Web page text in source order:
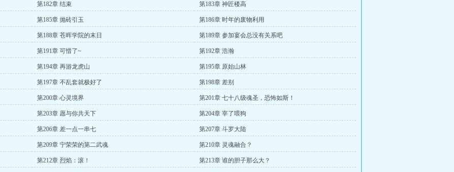
第182章 结束 第183章 神匠楼高
第185章 抛砖引玉 第186章 时年的废物利用
第188章 苍晖学院的末日 第189章 参加宴会总没有关系吧
第191章 可惜了~ 第192章 浩瀚
第194章 再游龙虎山 第195章 原始山林
第197章 不乱套就极好了 第198章 差别
第200章 心灵境界 第201章 七十八级魂圣，恐怖如斯！
第203章 愿与你共天下 第204章 宰了喂狗
第206章 差一点一串七 第207章 斗罗大陆
第209章 宁荣荣的第二武魂 第210章 灵魂融合？
第212章 烈焰：滚！ 第213章 谁的胆子那么大？